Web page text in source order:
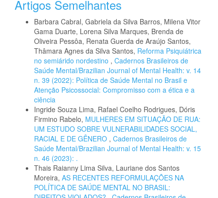
Artigos Semelhantes
Barbara Cabral, Gabriela da Silva Barros, Milena Vitor
Gama Duarte, Lorena Silva Marques, Brenda de
Oliveira Pessôa, Renata Guerda de Araújo Santos,
Thâmara Agnes da Silva Santos, Reforma Psiquiátrica
no semiárido nordestino , Cadernos Brasileiros de
Saúde Mental/Brazilian Journal of Mental Health: v. 14
n. 39 (2022): Política de Saúde Mental no Brasil e
Atenção Psicossocial: Compromisso com a ética e a
ciência
Ingride Souza Lima, Rafael Coelho Rodrigues, Dóris
Firmino Rabelo, MULHERES EM SITUAÇÃO DE RUA:
UM ESTUDO SOBRE VULNERABILIDADES SOCIAL,
RACIAL E DE GÊNERO , Cadernos Brasileiros de
Saúde Mental/Brazilian Journal of Mental Health: v. 15
n. 46 (2023): .
Thais Raianny Lima Silva, Lauriane dos Santos
Moreira, AS RECENTES REFORMULAÇÕES NA
POLÍTICA DE SAÚDE MENTAL NO BRASIL: